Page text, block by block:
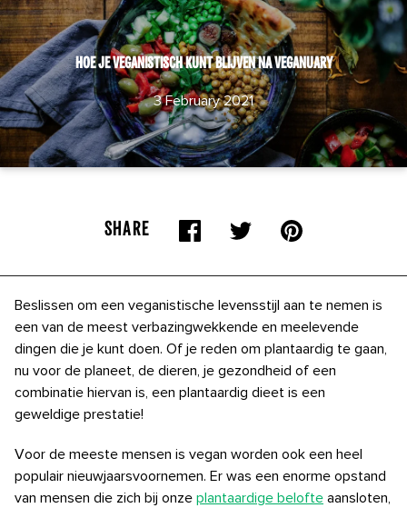
HOE JE VEGANISTISCH KUNT BLIJVEN NA VEGANUARY
3 February 2021
SHARE
Beslissen om een ​​veganistische levensstijl aan te nemen is
een van de meest verbazingwekkende en meelevende
dingen die je kunt doen. Of je reden om plantaardig te gaan,
nu voor de planeet, de dieren, je gezondheid of een
combinatie hiervan is, een plantaardig dieet is een
geweldige prestatie!
Voor de meeste mensen is vegan worden ook een heel
populair nieuwjaarsvoornemen. Er was een enorme opstand
van mensen die zich bij onze plantaardige belofte aansloten,